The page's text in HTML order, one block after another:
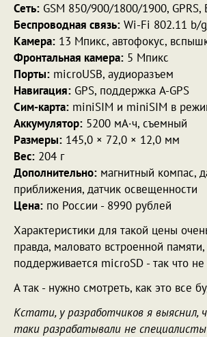
Сеть: GSM 850/900/1800/1900, GPRS,
Беспроводная связь: Wi-Fi 802.11 b/
Камера: 13 Мпикс, автофокус,
Фронтальная камера: 5 Мпикс
Порты: microUSB, аудиоразъем
Навигация: GPS, поддержка A-GPS
Сим-карта: miniSIM и miniSIM в
Аккумулятор: 5200 мА·ч, съемный
Размеры: 145,0 × 72,0 × 12,0 мм
Вес: 204 г
Дополнительно: магнитный компас,
приближения, датчик освещенности
Цена: по России - 8990 рублей
Характеристики для такой цены
правда, маловато встроенной памяти,
поддерживается microSD - так что
А так - нужно смотреть, как это все
Кстати, у разработчиков я выяснил,
таки разрабатывали не